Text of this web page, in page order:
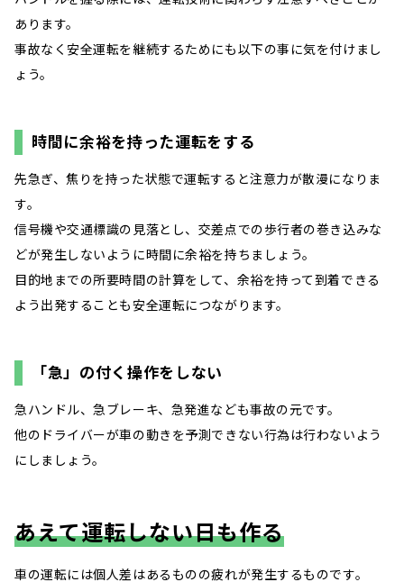
あります。
事故なく安全運転を継続するためにも以下の事に気を付けまし
ょう。
時間に余裕を持った運転をする
先急ぎ、焦りを持った状態で運転すると注意力が散漫になりま
す。
信号機や交通標識の見落とし、交差点での歩行者の巻き込みな
どが発生しないように時間に余裕を持ちましょう。
目的地までの所要時間の計算をして、余裕を持って到着できる
よう出発することも安全運転につながります。
「急」の付く操作をしない
急ハンドル、急ブレーキ、急発進なども事故の元です。
他のドライバーが車の動きを予測できない行為は行わないよう
にしましょう。
あえて運転しない日も作る
車の運転には個人差はあるものの疲れが発生するものです。